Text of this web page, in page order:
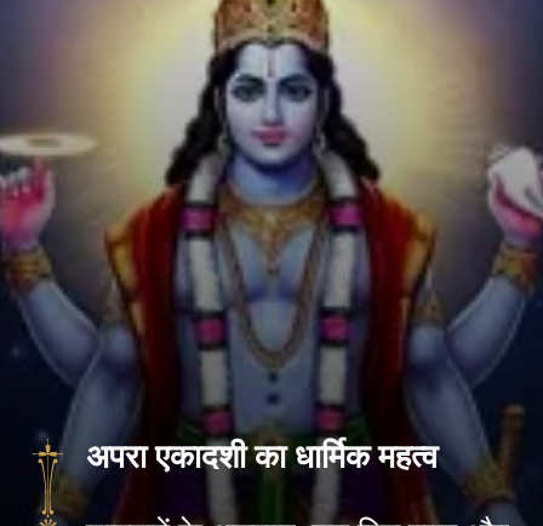
अपरा एकादशी का धार्मिक महत्व